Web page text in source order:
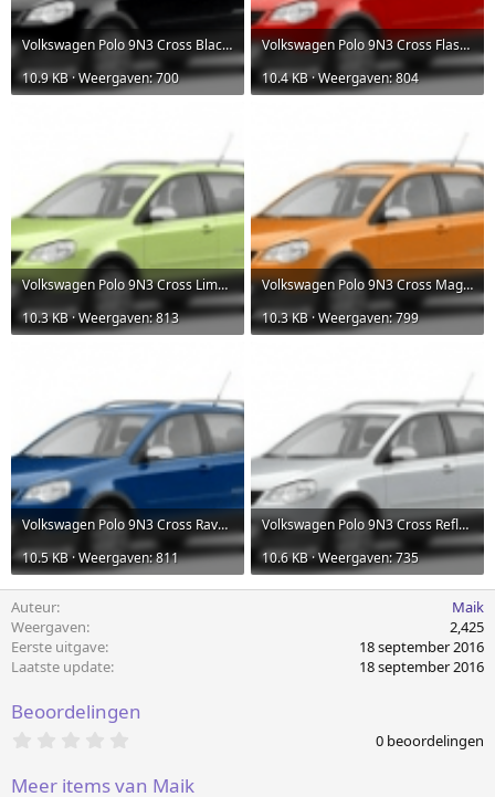
Volkswagen Polo 9N3 Cross Black Magic Pearleffect.png
10.9 KB · Weergaven: 700
Volkswagen Polo 9N3 Cross Flash Red.png
10.4 KB · Weergaven: 804
Volkswagen Polo 9N3 Cross Limette.png
10.3 KB · Weergaven: 813
Volkswagen Polo 9N3 Cross Magma Orange.png
10.3 KB · Weergaven: 799
Volkswagen Polo 9N3 Cross Ravanna Blue Metallic.png
10.5 KB · Weergaven: 811
Volkswagen Polo 9N3 Cross Reflex Silver Metallic.png
10.6 KB · Weergaven: 735
Auteur
Maik
Weergaven
2,425
Eerste uitgave
18 september 2016
Laatste update
18 september 2016
Beoordelingen
0
0 beoordelingen
Meer items van Maik